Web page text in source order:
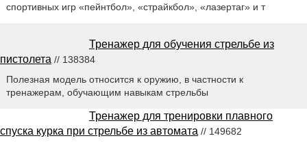
спортивных игр «пейнтбол», «страйкбол», «лазертаг» и т
Тренажер для обучения стрельбе из
пистолета // 138384
Полезная модель относится к оружию, в частности к
тренажерам, обучающим навыкам стрельбы
Тренажер для тренировки плавного
спуска курка при стрельбе из автомата // 149682